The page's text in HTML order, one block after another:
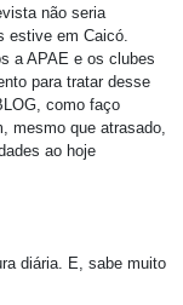
não seria
estive em Caicó.
a APAE e os clubes
para tratar desse
como faço
mesmo que atrasado,
ao hoje
diária. E, sabe muito